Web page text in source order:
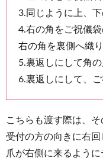
3.同じように上、
4.右の角をご祝儀
右の角を裏側へ織
5.裏返しにして角
6.裏返しにして、
こちらも渡す際は、
受付の方の向きに右回
爪が右側に来るよう